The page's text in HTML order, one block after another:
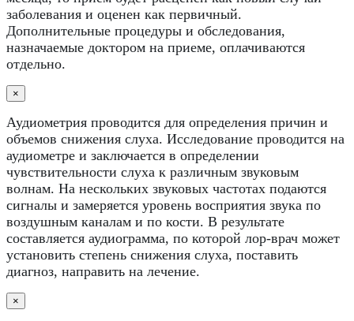
заболевания и оценен как первичный.
Дополнительные процедуры и обследования,
назначаемые доктором на приеме, оплачиваются
отдельно.
×
Аудиометрия проводится для определения причин и
объемов снижения слуха. Исследование проводится на
аудиометре и заключается в определении
чувствительности слуха к различным звуковым
волнам. На нескольких звуковых частотах подаются
сигналы и замеряется уровень восприятия звука по
воздушным каналам и по кости. В результате
составляется аудиограмма, по которой лор-врач может
установить степень снижения слуха, поставить
диагноз, направить на лечение.
×